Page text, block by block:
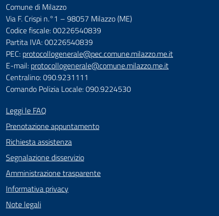
Comune di Milazzo
Via F. Crispi n.°1 – 98057 Milazzo (ME)
Codice fiscale: 00226540839
Partita IVA: 00226540839
PEC: protocollogenerale@pec.comune.milazzo.me.it
E-mail: protocollogenerale@comune.milazzo.me.it
Centralino: 090.9231111
Comando Polizia Locale: 090.9224530
Leggi le FAQ
Prenotazione appuntamento
Richiesta assistenza
Segnalazione disservizio
Amministrazione trasparente
Informativa privacy
Note legali